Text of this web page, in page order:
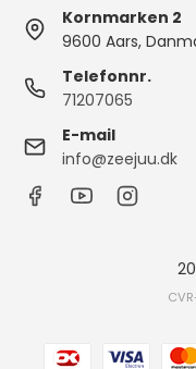
Kornmarken 2
9600 Aars,
Telefonnr.
71207065
E-mail
info@zeejuu.dk